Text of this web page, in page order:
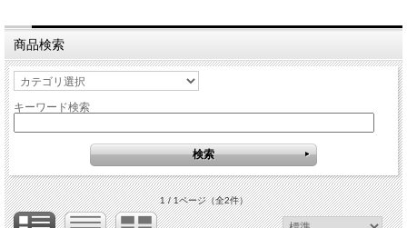
商品検索
キーワード検索
1 / 1ページ（全2件）